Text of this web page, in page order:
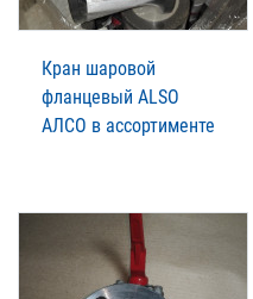
Кран шаровой
фланцевый ALSO
АЛСО в ассортименте